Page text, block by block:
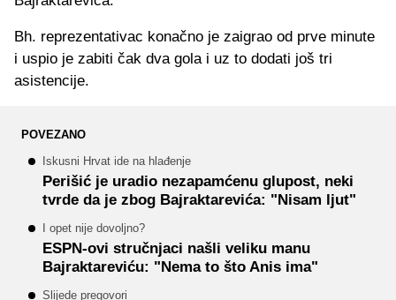
Bh. reprezentativac konačno je zaigrao od prve minute
i uspio je zabiti čak dva gola i uz to dodati još tri
asistencije.
POVEZANO
Iskusni Hrvat ide na hlađenje
Perišić je uradio nezapamćenu glupost, neki
tvrde da je zbog Bajraktarevića: "Nisam ljut"
I opet nije dovoljno?
ESPN-ovi stručnjaci našli veliku manu
Bajraktareviću: "Nema to što Anis ima"
Slijede pregovori